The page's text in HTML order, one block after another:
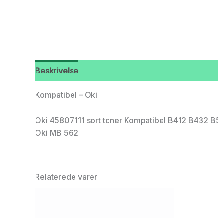
Beskrivelse
Kompatibel – Oki
Oki 45807111 sort toner Kompatibel B412 B432
Oki MB 562
Relaterede varer